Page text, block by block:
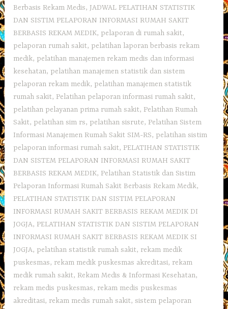
Berbasis Rekam Medis, JADWAL PELATIHAN STATISTIK
DAN SISTIM PELAPORAN INFORMASI RUMAH SAKIT
BERBASIS REKAM MEDIK, pelaporan di rumah sakit,
pelaporan rumah sakit, pelatihan laporan berbasis rekam
medik, pelatihan manajemen rekam medis dan informasi
kesehatan, pelatihan manajemen statistik dan sistem
pelaporan rekam medik, pelatihan manajemen statistik
rumah sakit, Pelatihan pelaporan informasi rumah sakit,
pelatihan pelayanan prima rumah sakit, Pelatihan Rumah
Sakit, pelatihan sim rs, pelatihan sisrute, Pelatihan Sistem
Informasi Manajemen Rumah Sakit SIM-RS, pelatihan sistim
pelaporan informasi rumah sakit, PELATIHAN STATISTIK
DAN SISTEM PELAPORAN INFORMASI RUMAH SAKIT
BERBASIS REKAM MEDIK, Pelatihan Statistik dan Sistim
Pelaporan Informasi Rumah Sakit Berbasis Rekam Medik,
PELATIHAN STATISTIK DAN SISTIM PELAPORAN
INFORMASI RUMAH SAKIT BERBASIS REKAM MEDIK DI
JOGJA, PELATIHAN STATISTIK DAN SISTIM PELAPORAN
INFORMASI RUMAH SAKIT BERBASIS REKAM MEDIK SI
JOGJA, pelatihan statistik rumah sakit, rekam medik
puskesmas, rekam medik puskesmas akreditasi, rekam
medik rumah sakit, Rekam Medis & Informasi Kesehatan,
rekam medis puskesmas, rekam medis puskesmas
akreditasi, rekam medis rumah sakit,sistem pelaporan